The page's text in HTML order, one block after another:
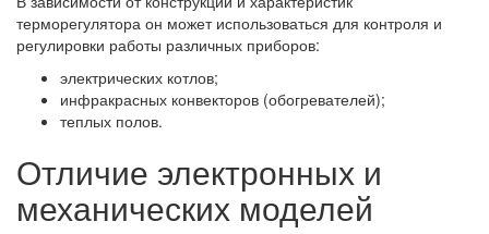
терморегулятора он может использоваться для контроля и
регулировки работы различных приборов:
электрических котлов;
инфракрасных конвекторов (обогревателей);
теплых полов.
Отличие электронных и
механических моделей